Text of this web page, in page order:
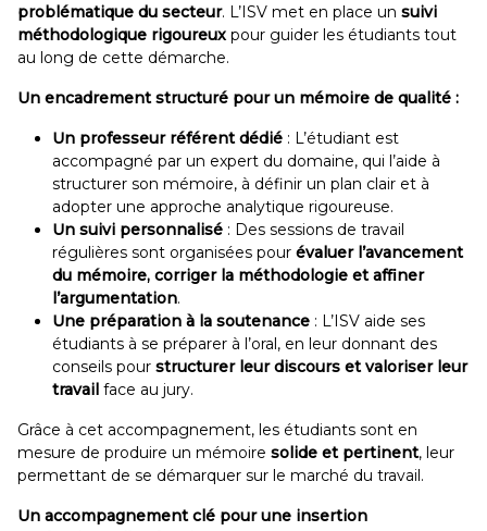
problématique du secteur. L’ISV met en place un suivi
méthodologique rigoureux pour guider les étudiants tout
au long de cette démarche.
Un encadrement structuré pour un mémoire de qualité :
Un professeur référent dédié : L’étudiant est
accompagné par un expert du domaine, qui l’aide à
structurer son mémoire, à définir un plan clair et à
adopter une approche analytique rigoureuse.
Un suivi personnalisé : Des sessions de travail
régulières sont organisées pour évaluer l’avancement
du mémoire, corriger la méthodologie et affiner
l’argumentation.
Une préparation à la soutenance : L’ISV aide ses
étudiants à se préparer à l’oral, en leur donnant des
conseils pour structurer leur discours et valoriser leur
travail face au jury.
Grâce à cet accompagnement, les étudiants sont en
mesure de produire un mémoire solide et pertinent, leur
permettant de se démarquer sur le marché du travail.
Un accompagnement clé pour une insertion